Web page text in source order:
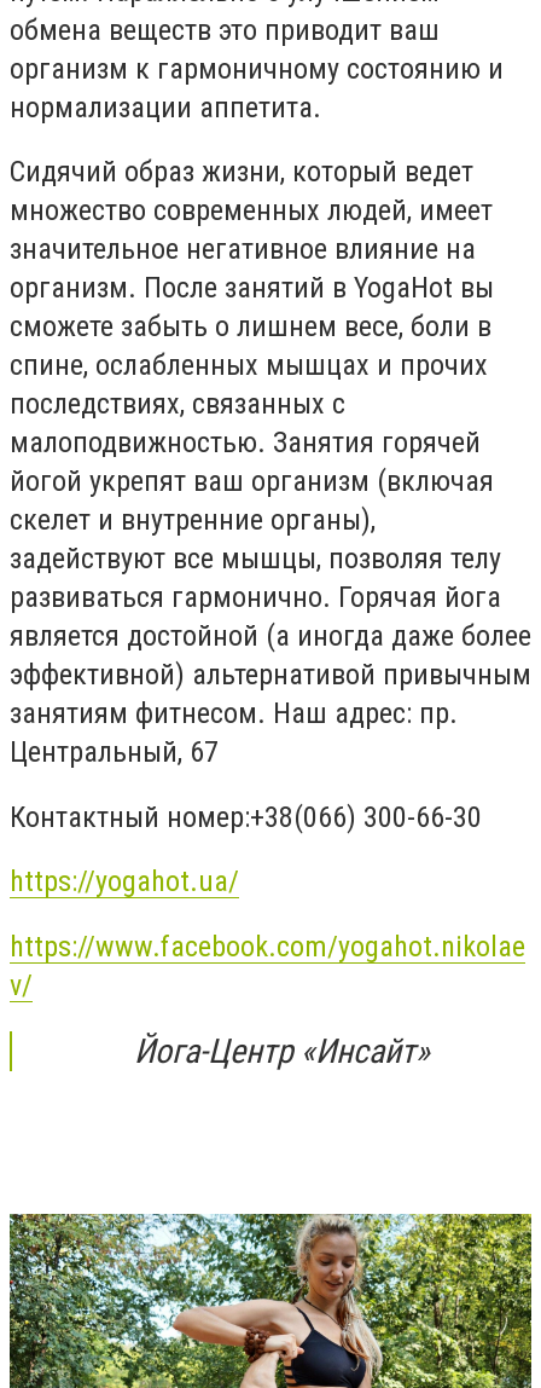
обмена веществ это приводит ваш
организм к гармоничному состоянию и
нормализации аппетита.
Сидячий образ жизни, который ведет
множество современных людей, имеет
значительное негативное влияние на
организм. После занятий в YogaHot вы
сможете забыть о лишнем весе, боли в
спине, ослабленных мышцах и прочих
последствиях, связанных с
малоподвижностью. Занятия горячей
йогой укрепят ваш организм (включая
скелет и внутренние органы),
задействуют все мышцы, позволяя телу
развиваться гармонично. Горячая йога
является достойной (а иногда даже более
эффективной) альтернативой привычным
занятиям фитнесом. Наш адрес: пр.
Центральный, 67
Контактный номер:+38(066) 300-66-30
https://yogahot.ua/
https://www.facebook.com/yogahot.nikolae
v/
Йога-Центр «Инсайт»